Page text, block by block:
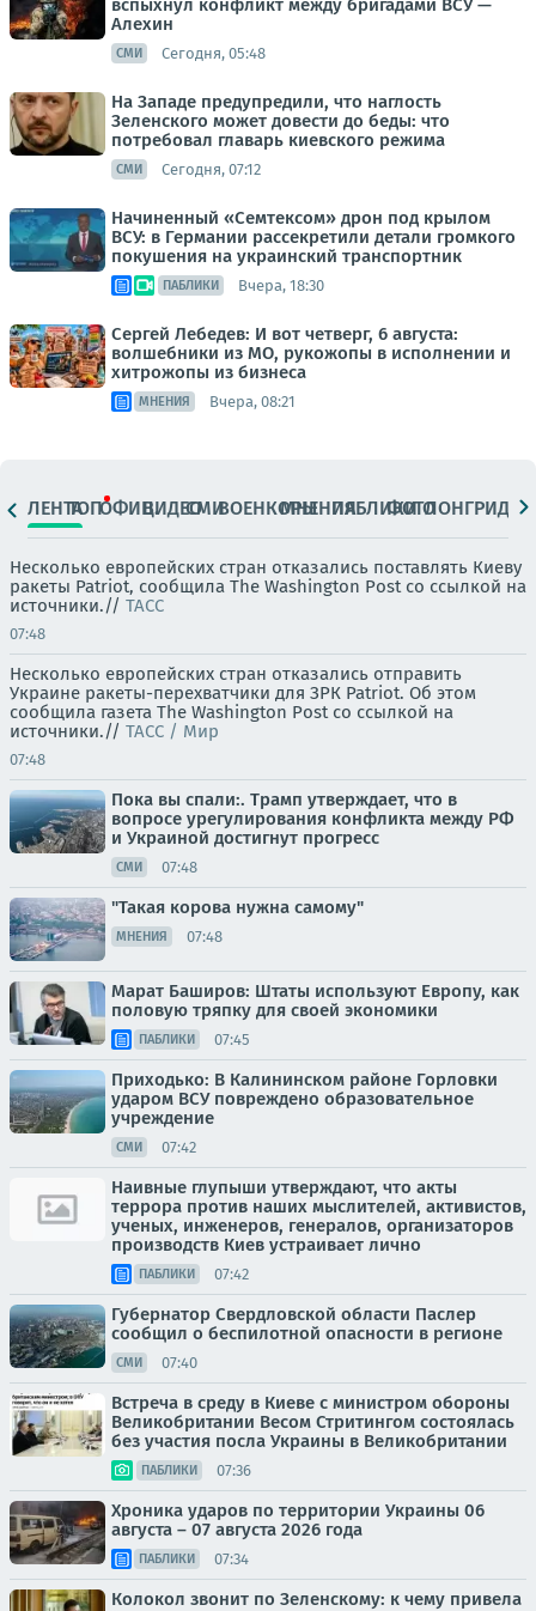
вспыхнул конфликт между бригадами ВСУ —
Алехин
СМИ Сегодня, 05:48
На Западе предупредили, что наглость
Зеленского может довести до беды: что
потребовал главарь киевского режима
СМИ Сегодня, 07:12
Начиненный «Семтексом» дрон под крылом
ВСУ: в Германии рассекретили детали громкого
покушения на украинский транспортник
ПАБЛИКИ Вчера, 18:30
Сергей Лебедев: И вот четверг, 6 августа:
волшебники из МО, рукожопы в исполнении и
хитрожопы из бизнеса
МНЕНИЯ Вчера, 08:21
ЛЕНТАТОПОФИЦ.ВИДЕОСМИВОЕНКОРЫМНЕНИЯПАБЛИКИ
ФОТОЛОНГРИДЫ
Несколько европейских стран отказались поставлять Киеву
ракеты Patriot, сообщила The Washington Post со ссылкой на
источники.// ТАСС
07:48
Несколько европейских стран отказались отправить
Украине ракеты-перехватчики для ЗРК Patriot. Об этом
сообщила газета The Washington Post со ссылкой на
источники.// ТАСС / Мир
07:48
Пока вы спали:. Трамп утверждает, что в
вопросе урегулирования конфликта между РФ
и Украиной достигнут прогресс
СМИ 07:48
"Такая корова нужна самому"
МНЕНИЯ 07:48
Марат Баширов: Штаты используют Европу, как
половую тряпку для своей экономики
ПАБЛИКИ 07:45
Приходько: В Калининском районе Горловки
ударом ВСУ повреждено образовательное
учреждение
СМИ 07:42
Наивные глупыши утверждают, что акты
террора против наших мыслителей, активистов,
ученых, инженеров, генералов, организаторов
производств Киев устраивает лично
ПАБЛИКИ 07:42
Губернатор Свердловской области Паслер
сообщил о беспилотной опасности в регионе
СМИ 07:40
Встреча в среду в Киеве с министром обороны
Великобритании Весом Стритингом состоялась
без участия посла Украины в Великобритании
ПАБЛИКИ 07:36
Хроника ударов по территории Украины 06
августа – 07 августа 2026 года
ПАБЛИКИ 07:34
Колокол звонит по Зеленскому: к чему привела